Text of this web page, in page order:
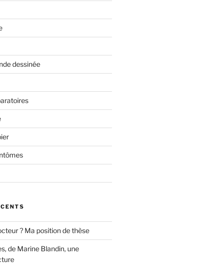
dessinée
? Ma position de thèse
de Marine Blandin, une